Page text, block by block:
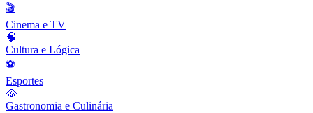
🎬
Cinema e TV
🧠
Cultura e Lógica
⚽
Esportes
🥘
Gastronomia e Culinária